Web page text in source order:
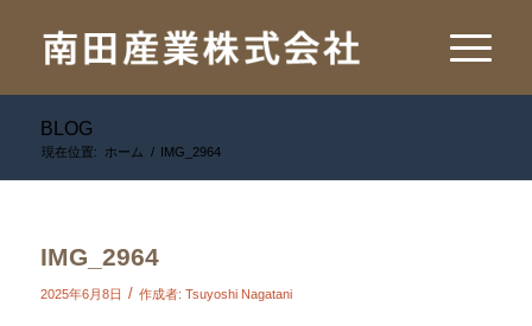
BLOG
現在位置: ホーム / IMG_2964
IMG_2964
2025年6月8日 / 作成者: Tsuyoshi Nagatani